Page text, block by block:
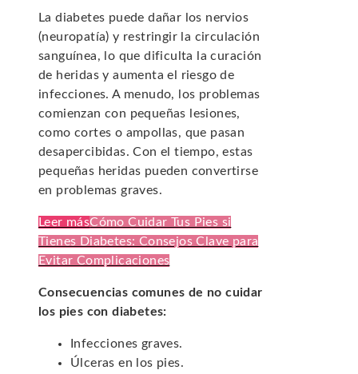
La diabetes puede dañar los nervios
(neuropatía) y restringir la circulación
sanguínea, lo que dificulta la curación
de heridas y aumenta el riesgo de
infecciones. A menudo, los problemas
comienzan con pequeñas lesiones,
como cortes o ampollas, que pasan
desapercibidas. Con el tiempo, estas
pequeñas heridas pueden convertirse
en problemas graves.
Leer másCómo Cuidar Tus Pies si
Tienes Diabetes: Consejos Clave para
Evitar Complicaciones
Consecuencias comunes de no cuidar
los pies con diabetes:
Infecciones graves.
Úlceras en los pies.